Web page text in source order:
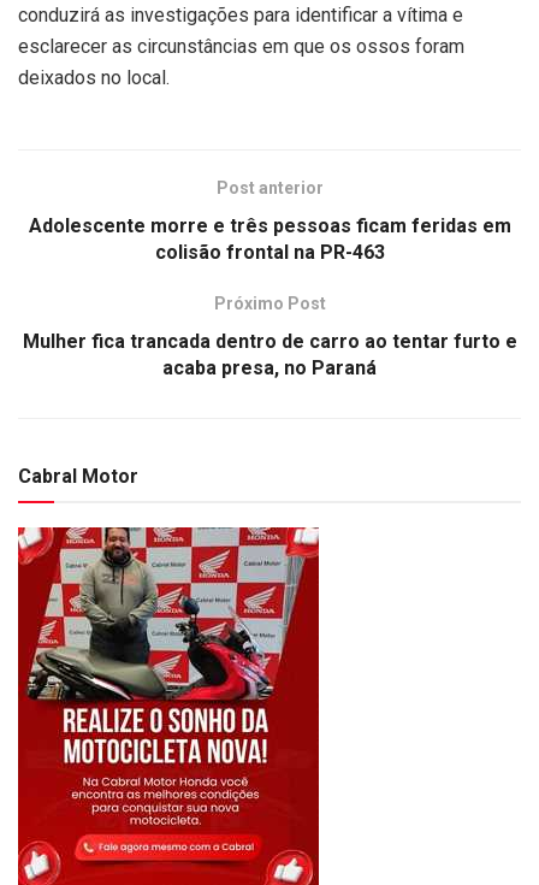
conduzirá as investigações para identificar a vítima e
esclarecer as circunstâncias em que os ossos foram
deixados no local.
Post anterior
Adolescente morre e três pessoas ficam feridas em
colisão frontal na PR-463
Próximo Post
Mulher fica trancada dentro de carro ao tentar furto e
acaba presa, no Paraná
Cabral Motor